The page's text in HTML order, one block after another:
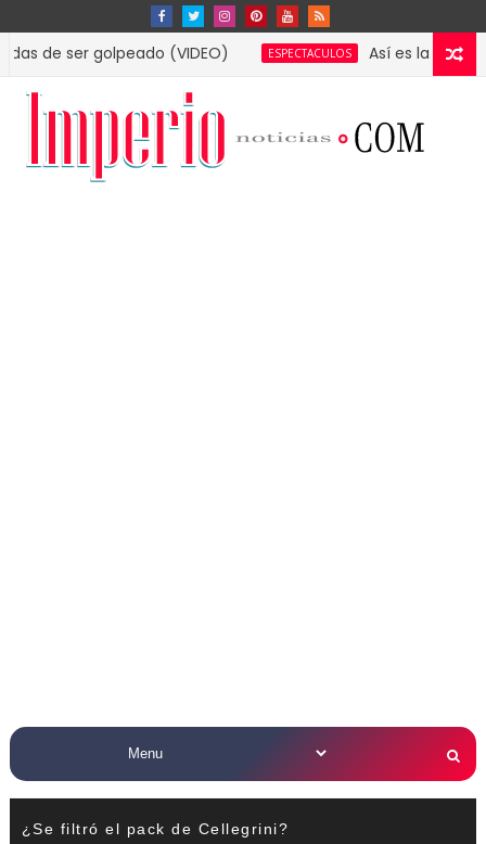
ser golpeado (VIDEO) ESPECTACULOS Así es la lujosa
¿Se filtró el pack de Cellegrini?